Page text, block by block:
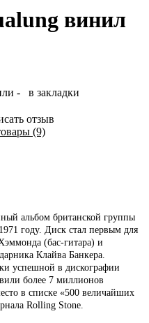
винил
-
в закладки
отзыв
(9)
альбом британской группы
году. Диск стал первым для
(бас-гитара) и
Клайва Банкера.
успешной в дискографии
более 7 миллионов
в списке «500 величайших
Rolling Stone.